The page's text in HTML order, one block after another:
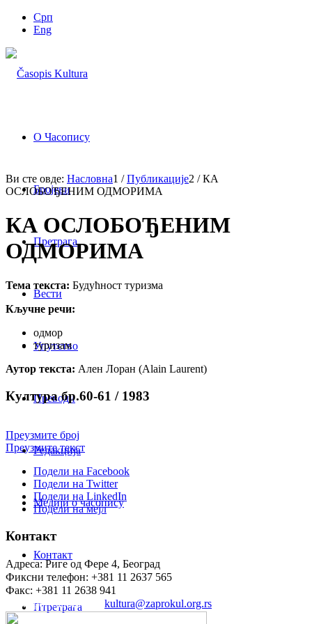
Срп
Eng
О Часопису
Бројеви
Претрага
Вести
Упутство
Преводи
Редакција
Медији о часопису
Контакт
Птретрага
Ви сте овде: Насловна1 / Публикације2 / КА
ОСЛОБОЂЕНИМ ОДМОРИМА
КА ОСЛОБОЂЕНИМ
ОДМОРИМА
Тема текста: Будућност туризма
Кључне речи:
одмор
туризам
Аутор текста: Ален Лоран (Alain Laurent)
Култура бр.60-61 / 1983
Преузмите број
Преузмите текст
Подели на Facebook
Подели на Twitter
Подели на LinkedIn
Подели на мејл
Контакт
Адреса: Риге од Фере 4, Београд
Фиксни телефон: +381 11 2637 565
Факс: +381 11 2638 941
Електронска пошта:
kultura@zaprokul.org.rs